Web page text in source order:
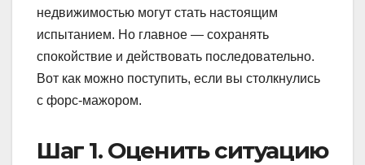
недвижимостью могут стать настоящим
испытанием. Но главное — сохранять
спокойствие и действовать последовательно.
Вот как можно поступить, если вы столкнулись
с форс-мажором.
Шаг 1. Оценить ситуацию